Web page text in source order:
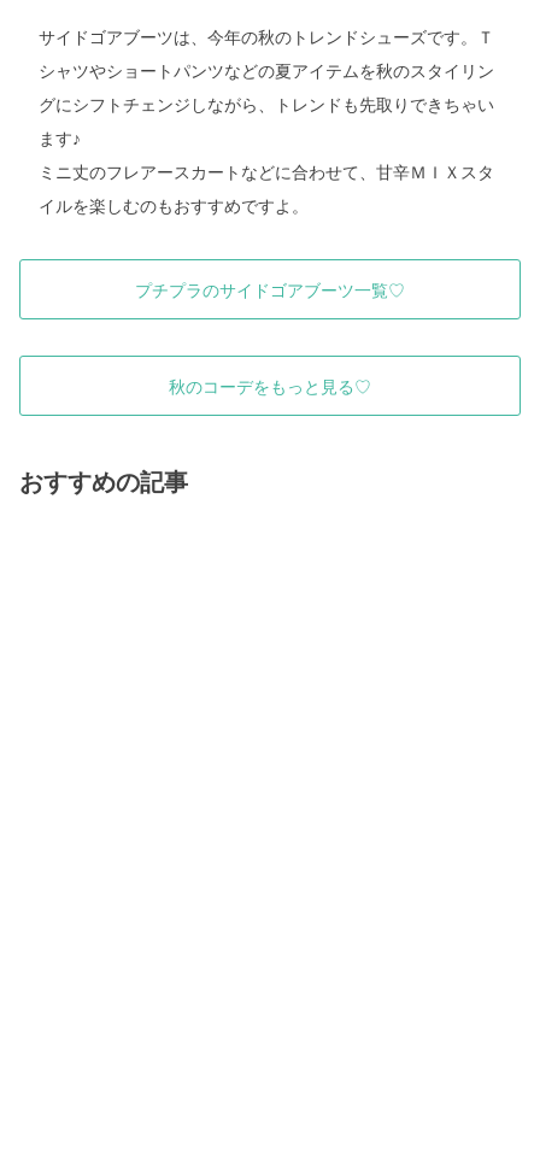
サイドゴアブーツは、今年の秋のトレンドシューズです。Ｔ
シャツやショートパンツなどの夏アイテムを秋のスタイリン
グにシフトチェンジしながら、トレンドも先取りできちゃい
ます♪
ミニ丈のフレアースカートなどに合わせて、甘辛ＭＩＸスタ
イルを楽しむのもおすすめですよ。
プチプラのサイドゴアブーツ一覧♡
秋のコーデをもっと見る♡
おすすめの記事